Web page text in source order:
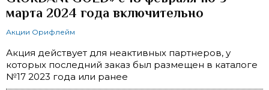
марта 2024 года включительно
Акции Орифлейм
Акция действует для неактивных партнеров, у
которых последний заказ был размещен в каталоге
№17 2023 года или ранее